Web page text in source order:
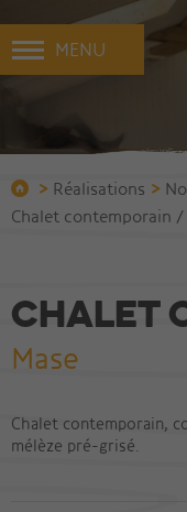
MENU
> Réalisations >
Chalet contemporain /
Chalet
Mase
Chalet contemporain,
mélèze pré-grisé.